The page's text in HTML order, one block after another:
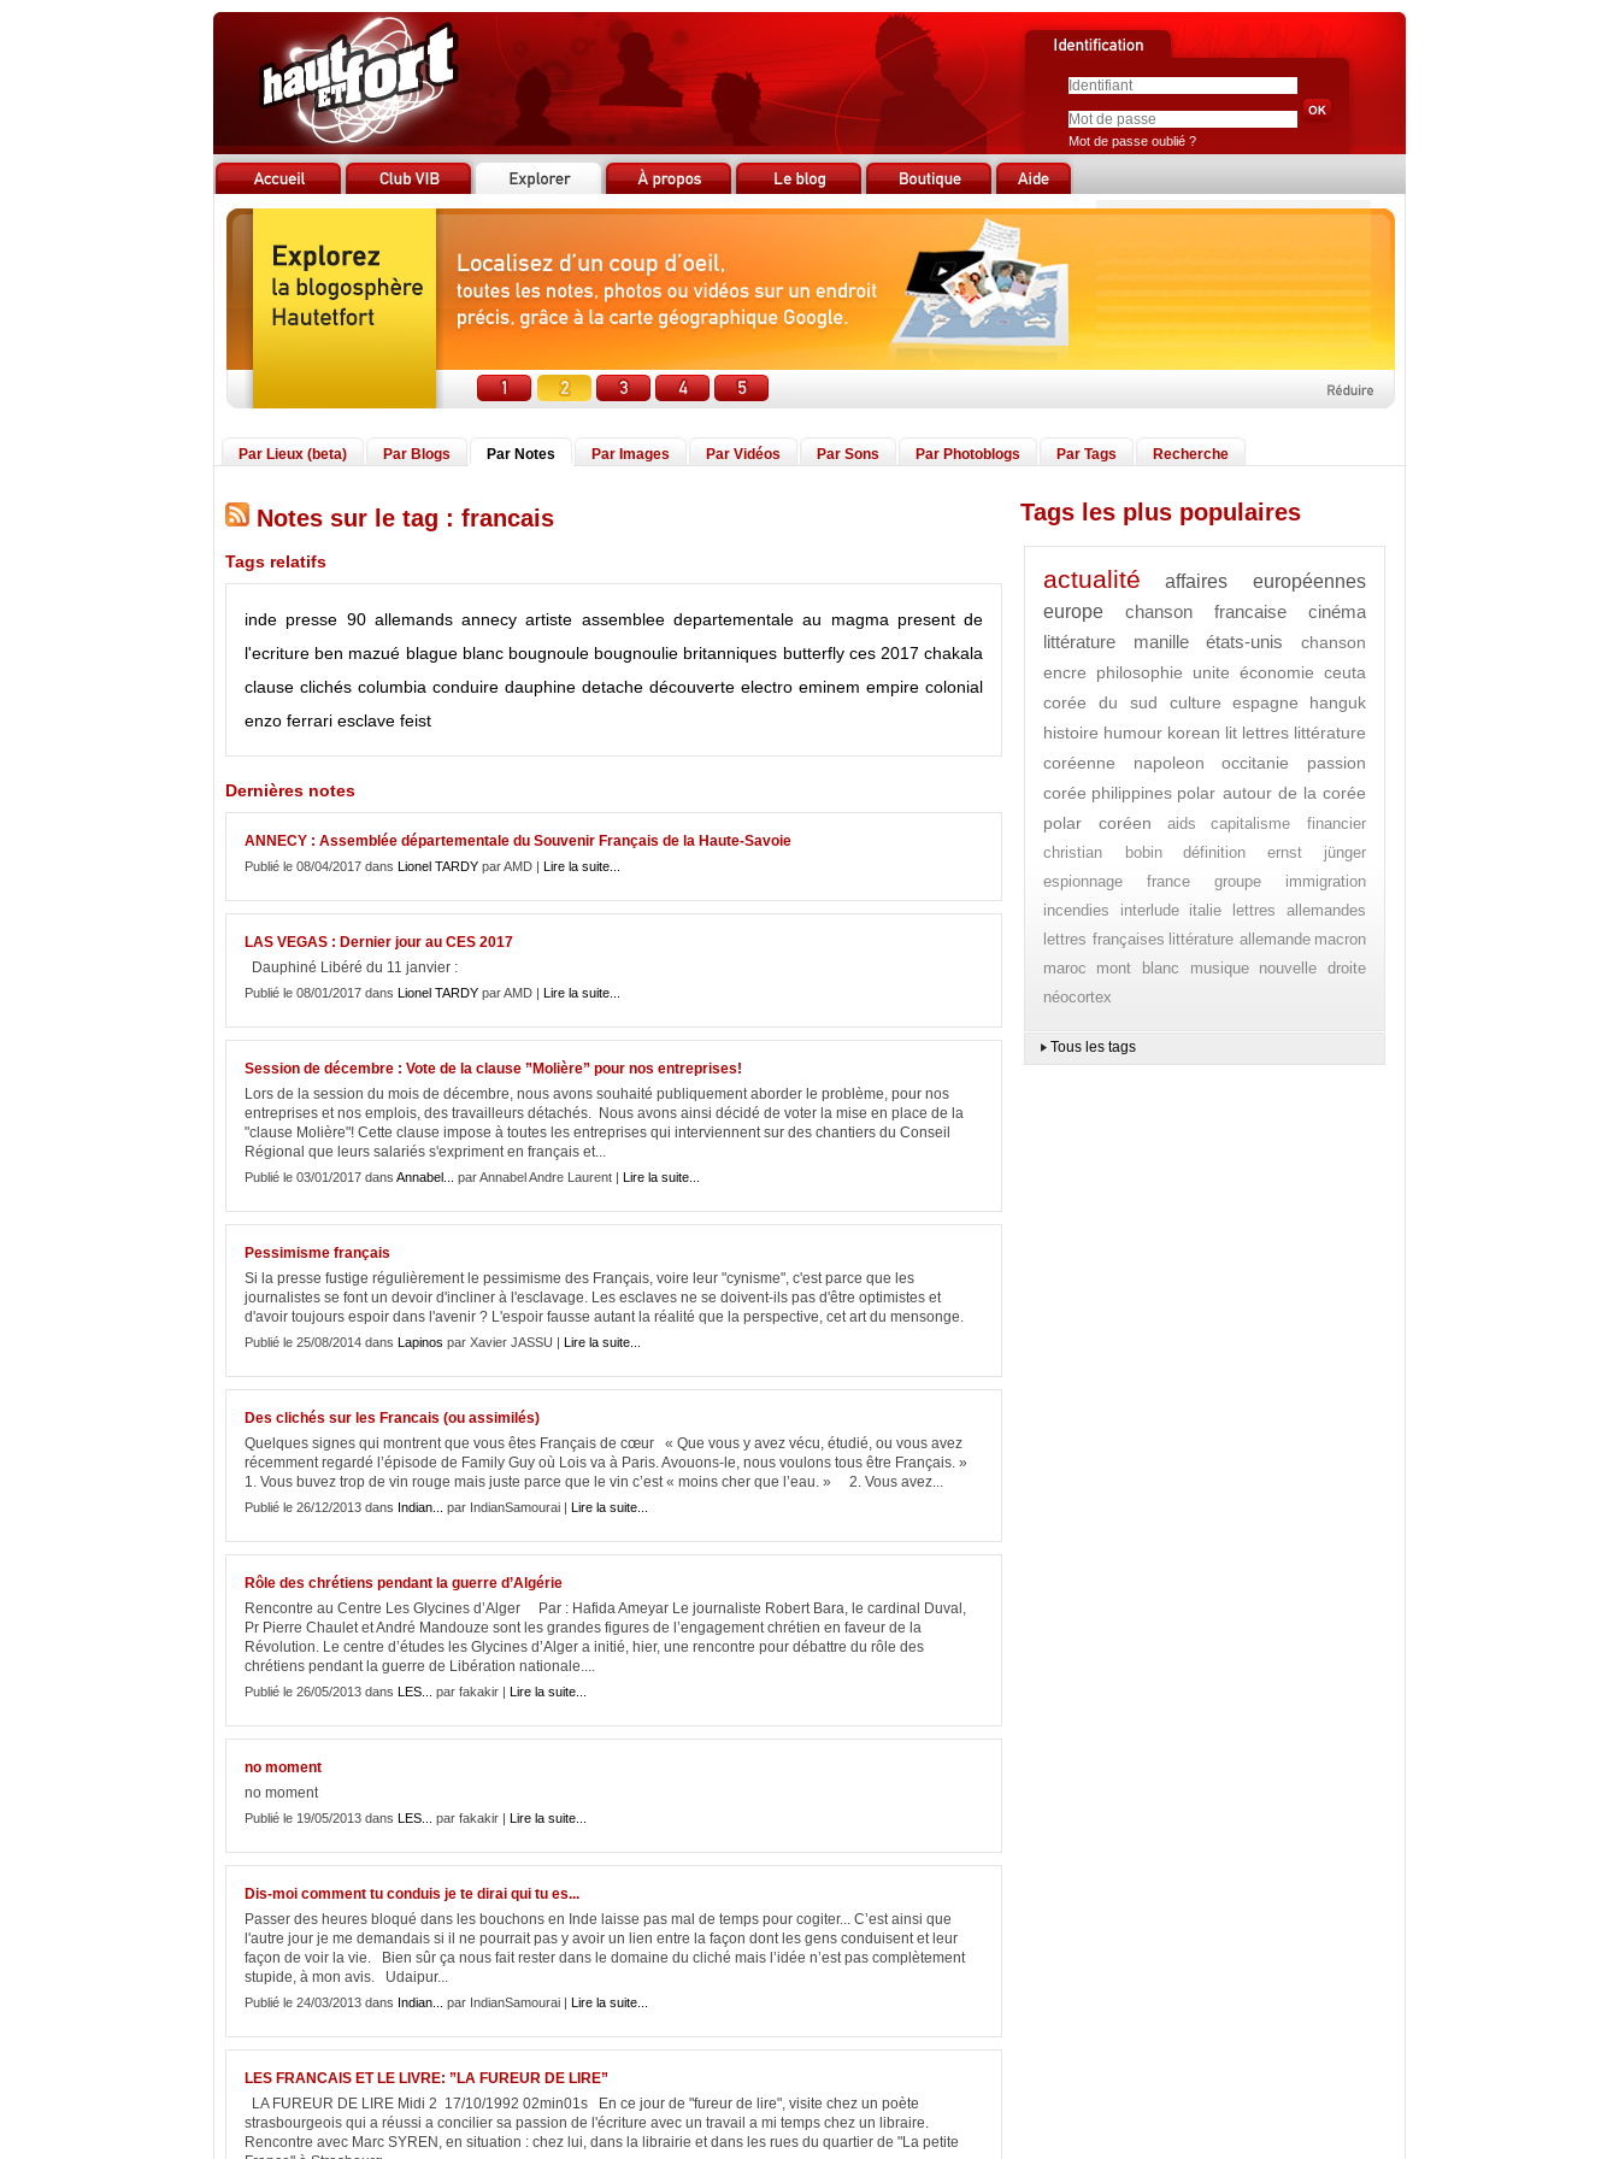
Mot de passe oublié ?
Par Lieux (beta) Par Blogs Par Notes Par Images Par Vidéos Par Sons Par Photoblogs Par Tags Recherche
Notes sur le tag : francais
Tags relatifs
inde presse 90 allemands annecy artiste assemblee departementale au magma present de
l'ecriture ben mazué blague blanc bougnoule bougnoulie britanniques butterfly ces 2017 chakala
clause clichés columbia conduire dauphine detache découverte electro eminem empire colonial
enzo ferrari esclave feist
Dernières notes
ANNECY : Assemblée départementale du Souvenir Français de la Haute-Savoie
Publié le 08/04/2017 dans Lionel TARDY par AMD | Lire la suite...
LAS VEGAS : Dernier jour au CES 2017
Dauphiné Libéré du 11 janvier :
Publié le 08/01/2017 dans Lionel TARDY par AMD | Lire la suite...
Session de décembre : Vote de la clause ”Molière” pour nos entreprises!
Lors de la session du mois de décembre, nous avons souhaité publiquement aborder le problème, pour nos
entreprises et nos emplois, des travailleurs détachés. Nous avons ainsi décidé de voter la mise en place de la
"clause Molière"! Cette clause impose à toutes les entreprises qui interviennent sur des chantiers du Conseil
Régional que leurs salariés s'expriment en français et...
Publié le 03/01/2017 dans Annabel... par Annabel Andre Laurent | Lire la suite...
Pessimisme français
Si la presse fustige régulièrement le pessimisme des Français, voire leur "cynisme", c'est parce que les
journalistes se font un devoir d'incliner à l'esclavage. Les esclaves ne se doivent-ils pas d'être optimistes et
d'avoir toujours espoir dans l'avenir ? L'espoir fausse autant la réalité que la perspective, cet art du mensonge.
Publié le 25/08/2014 dans Lapinos par Xavier JASSU | Lire la suite...
Des clichés sur les Francais (ou assimilés)
Quelques signes qui montrent que vous êtes Français de cœur « Que vous y avez vécu, étudié, ou vous avez
récemment regardé l’épisode de Family Guy où Lois va à Paris. Avouons-le, nous voulons tous être Français. »
1. Vous buvez trop de vin rouge mais juste parce que le vin c’est « moins cher que l’eau. » 2. Vous avez...
Publié le 26/12/2013 dans Indian... par IndianSamourai | Lire la suite...
Rôle des chrétiens pendant la guerre d’Algérie
Rencontre au Centre Les Glycines d’Alger Par : Hafida Ameyar Le journaliste Robert Bara, le cardinal Duval,
Pr Pierre Chaulet et André Mandouze sont les grandes figures de l’engagement chrétien en faveur de la
Révolution. Le centre d’études les Glycines d’Alger a initié, hier, une rencontre pour débattre du rôle des
chrétiens pendant la guerre de Libération nationale....
Publié le 26/05/2013 dans LES... par fakakir | Lire la suite...
no moment
no moment
Publié le 19/05/2013 dans LES... par fakakir | Lire la suite...
Dis-moi comment tu conduis je te dirai qui tu es...
Passer des heures bloqué dans les bouchons en Inde laisse pas mal de temps pour cogiter... C’est ainsi que
l'autre jour je me demandais si il ne pourrait pas y avoir un lien entre la façon dont les gens conduisent et leur
façon de voir la vie. Bien sûr ça nous fait rester dans le domaine du cliché mais l’idée n’est pas complètement
stupide, à mon avis. Udaipur...
Publié le 24/03/2013 dans Indian... par IndianSamourai | Lire la suite...
LES FRANCAIS ET LE LIVRE: ”LA FUREUR DE LIRE”
LA FUREUR DE LIRE Midi 2 17/10/1992 02min01s En ce jour de "fureur de lire", visite chez un poète
strasbourgeois qui a réussi a concilier sa passion de l'écriture avec un travail a mi temps chez un libraire.
Rencontre avec Marc SYREN, en situation : chez lui, dans la librairie et dans les rues du quartier de "La petite
Tags les plus populaires
actualité
affaires européennes
europe
chanson francaise
cinéma
littérature
manille états-unis
chanson
encre
philosophie unite économie ceuta
corée du sud
culture espagne
hanguk
histoire humour korean lit lettres littérature
coréenne
napoleon occitanie
passion
corée philippines polar autour de la corée
polar coréen
aids
capitalisme financier
christian bobin
définition
ernst jünger
espionnage
france groupe
immigration
incendies
interlude italie
lettres allemandes
lettres françaises littérature allemande macron
maroc
mont blanc musique
nouvelle droite
néocortex
Tous les tags